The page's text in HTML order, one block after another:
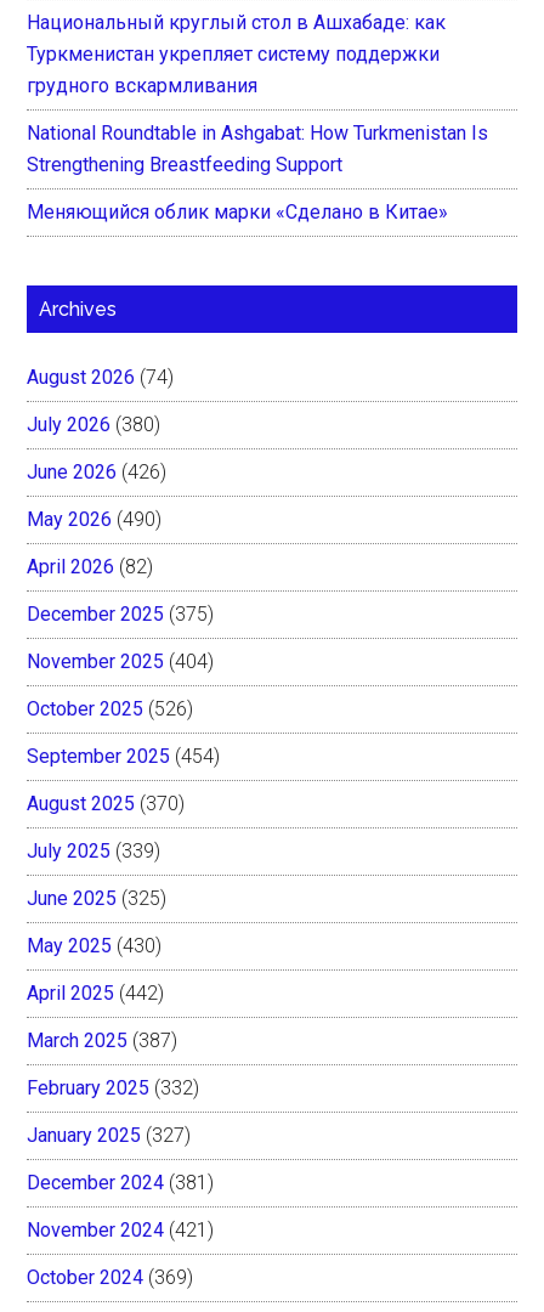
Национальный круглый стол в Ашхабаде: как
Туркменистан укрепляет систему поддержки
грудного вскармливания
National Roundtable in Ashgabat: How Turkmenistan Is
Strengthening Breastfeeding Support
Меняющийся облик марки «Сделано в Китае»
Archives
August 2026 (74)
July 2026 (380)
June 2026 (426)
May 2026 (490)
April 2026 (82)
December 2025 (375)
November 2025 (404)
October 2025 (526)
September 2025 (454)
August 2025 (370)
July 2025 (339)
June 2025 (325)
May 2025 (430)
April 2025 (442)
March 2025 (387)
February 2025 (332)
January 2025 (327)
December 2024 (381)
November 2024 (421)
October 2024 (369)